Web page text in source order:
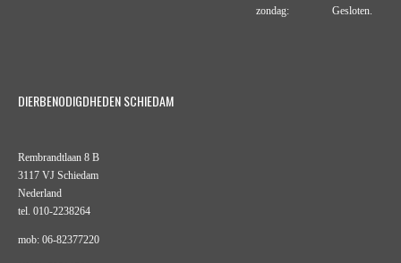
zondag: Gesloten.
DIERBENODIGDHEDEN SCHIEDAM
Rembrandtlaan 8 B
3117 VJ Schiedam
Nederland
tel. 010-2238264
mob: 06-82377220